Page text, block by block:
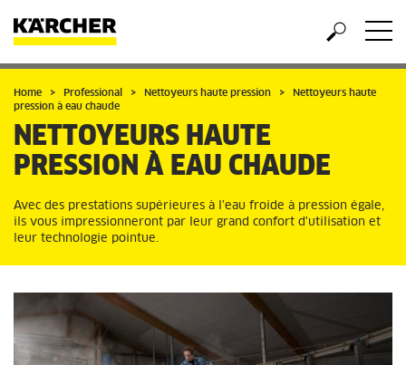
Home Professional Nettoyeurs haute pression
Nettoyeurs haute
pression à eau chaude
NETTOYEURS HAUTE
PRESSION À EAU CHAUDE
Avec des prestations supérieures à l’eau froide à pression égale,
ils vous impressionneront par leur grand confort d'utilisation et
leur technologie pointue.